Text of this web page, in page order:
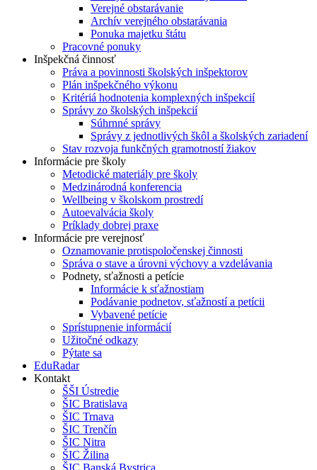
Verejné obstarávanie
Archív verejného obstarávania
Ponuka majetku štátu
Pracovné ponuky
Inšpekčná činnosť
Práva a povinnosti školských inšpektorov
Plán inšpekčného výkonu
Kritériá hodnotenia komplexných inšpekcií
Správy zo školských inšpekcií
Súhrnné správy
Správy z jednotlivých škôl a školských zariadení
Stav rozvoja funkčných gramotností žiakov
Informácie pre školy
Metodické materiály pre školy
Medzinárodná konferencia
Wellbeing v školskom prostredí
Autoevalvácia školy
Príklady dobrej praxe
Informácie pre verejnosť
Oznamovanie protispoločenskej činnosti
Správa o stave a úrovni výchovy a vzdelávania
Podnety, sťažnosti a petície
Informácie k sťažnostiam
Podávanie podnetov, sťažností a petícii
Vybavené petície
Sprístupnenie informácií
Užitočné odkazy
Pýtate sa
EduRadar
Kontakt
ŠŠI Ústredie
ŠIC Bratislava
ŠIC Trnava
ŠIC Trenčín
ŠIC Nitra
ŠIC Žilina
ŠIC Banská Bystrica